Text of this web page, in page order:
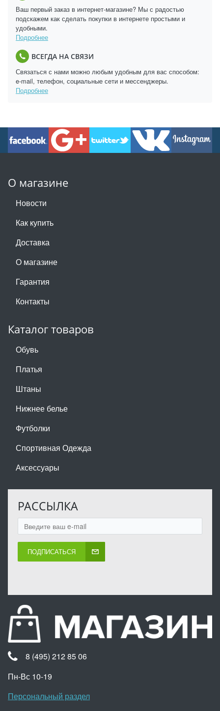
Ваш первый заказ в интернет-магазине? Мы с радостью
подскажем как сделать покупки в интернете простыми и
удобными.
Подробнее
ВСЕГДА НА СВЯЗИ
Связаться с нами можно любым удобным для вас способом:
e-mail, телефон, социальные сети и мессенджеры.
Подробнее
О магазине
Новости
Как купить
Доставка
О магазине
Гарантия
Контакты
Каталог товаров
Обувь
Платья
Штаны
Нижнее белье
Футболки
Спортивная Одежда
Аксессуары
РАССЫЛКА
ПОДПИСАТЬСЯ
8 (495) 212 85 06
Пн-Вс 10-19
Персональный раздел